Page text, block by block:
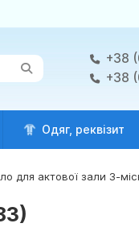
+38
+38
Одяг, реквізит
для актової зали 3-